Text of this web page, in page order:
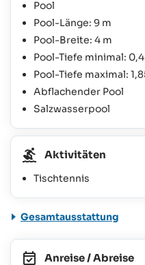
Pool
Pool-Länge: 9 m
Pool-Breite: 4 m
Pool-Tiefe minimal:
Pool-Tiefe maximal:
Abflachender Pool
Salzwasserpool
Aktivitäten
Tischtennis
Gesamtausstattung
Anreise / Abreise